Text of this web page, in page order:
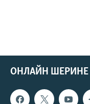
ОНЛАЙН ШЕРИНЕ